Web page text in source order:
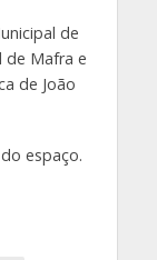
de
de Mafra e
de João
espaço.